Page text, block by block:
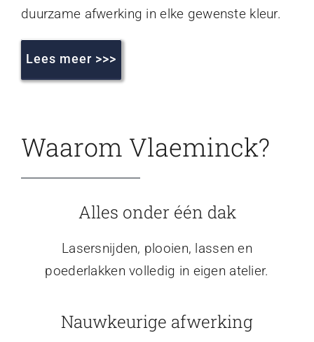
duurzame afwerking in elke gewenste kleur.
Lees meer >>>
Waarom Vlaeminck?
Alles onder één dak
Lasersnijden, plooien, lassen en
poederlakken volledig in eigen atelier.
Nauwkeurige afwerking